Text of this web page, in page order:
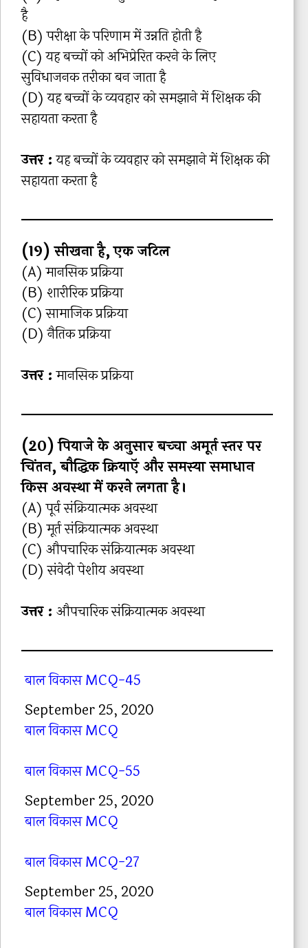
है
(B) परीक्षा के परिणाम में उन्नति होती है
(C) यह बच्चों को अभिप्रेरित करने के लिए
सुविधाजनक तरीका बन जाता है
(D) यह बच्चों के व्यवहार को समझाने में शिक्षक की
सहायता करता है
उत्तर :यह बच्चों के व्यवहार को समझाने में शिक्षक की
सहायता करता है
(19) सीखना है, एक जटिल
(A) मानसिक प्रक्रिया
(B) शारीरिक प्रक्रिया
(C) सामाजिक प्रक्रिया
(D) नैतिक प्रक्रिया
उत्तर :मानसिक प्रक्रिया
(20) पियाजे के अनुसार बच्‍चा अमूर्त स्‍तर पर
चिंतन, बौद्धिक क्रियाऍ और समस्‍या समाधान
किस अवस्‍था में करने लगता है।
(A) पूर्व संक्रियात्‍मक अवस्‍था
(B) मूर्त संक्रियात्‍मक अवस्‍था
(C) औपचारिक संक्रियात्‍मक अवस्‍था
(D) संवेदी पेशीय अवस्‍था
उत्तर : औपचारिक संक्रियात्‍मक अवस्‍था
बाल विकास MCQ-45
Date
September 25, 2020
In relation to
बाल विकास MCQ
बाल विकास MCQ-55
Date
September 25, 2020
In relation to
बाल विकास MCQ
बाल विकास MCQ-27
Date
September 25, 2020
In relation to
बाल विकास MCQ